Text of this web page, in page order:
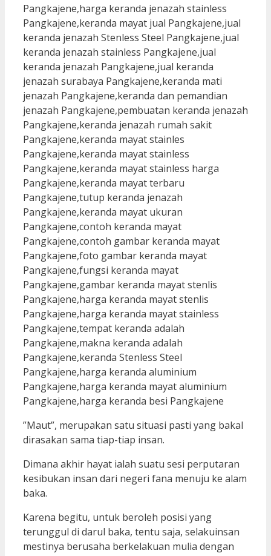
”Maut”, merupakan satu situasi pasti yang bakal
dirasakan sama tiap-tiap insan.
Dimana akhir hayat ialah suatu sesi perputaran
kesibukan insan dari negeri fana menuju ke alam
baka.
Karena begitu, untuk beroleh posisi yang
terunggul di darul baka, tentu saja, selakuinsan
mestinya berusaha berkelakuan mulia dengan